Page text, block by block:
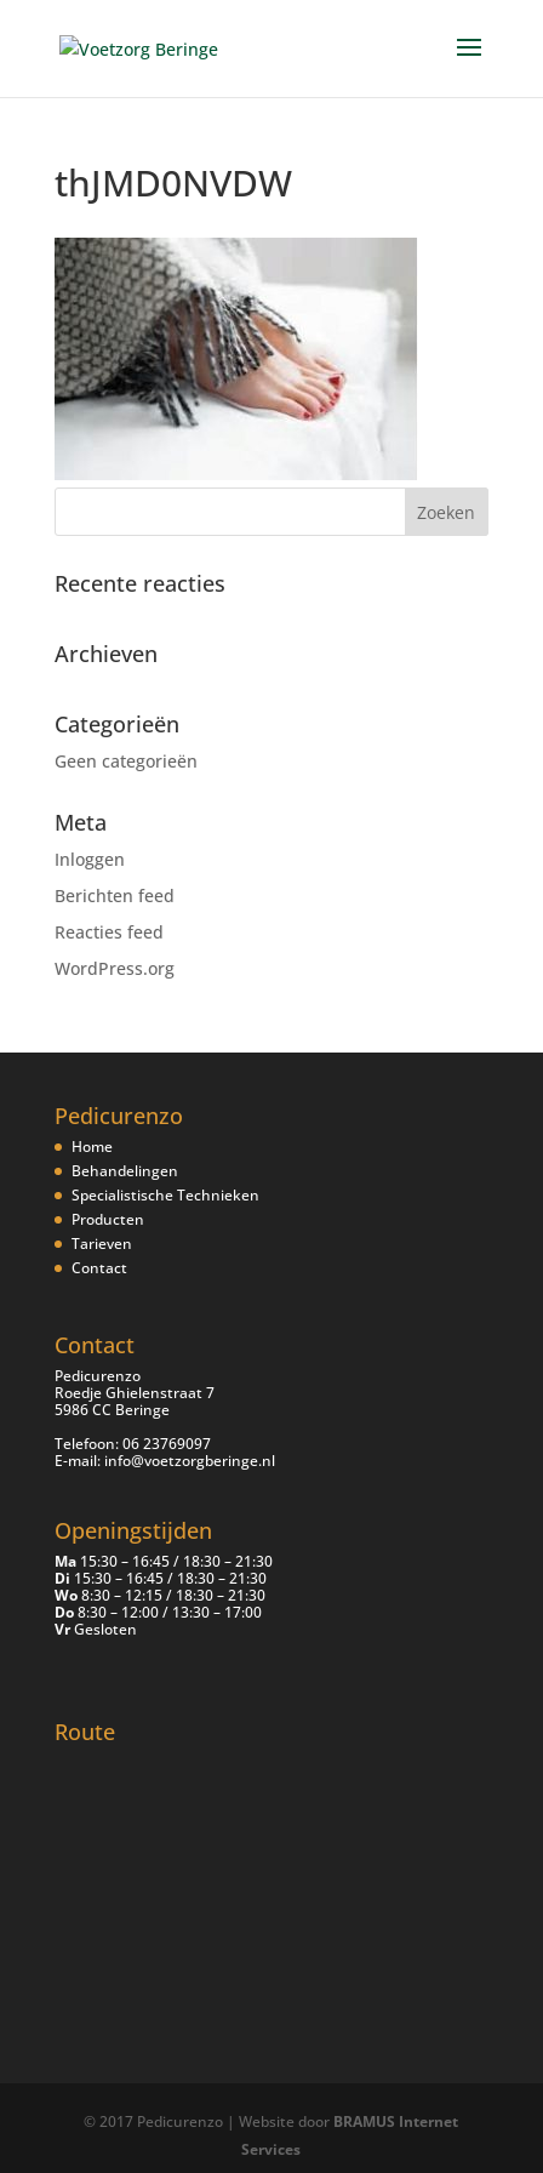
thJMD0NVDW
Recente reacties
Archieven
Categorieën
Geen categorieën
Meta
Inloggen
Berichten feed
Reacties feed
WordPress.org
Pedicurenzo
Home
Behandelingen
Specialistische Technieken
Producten
Tarieven
Contact
Contact
Pedicurenzo
Roedje Ghielenstraat 7
5986 CC Beringe
Telefoon: 06 23769097
E-mail: info@voetzorgberinge.nl
Openingstijden
Ma15:30 – 16:45 / 18:30 – 21:30
Di 15:30 – 16:45 / 18:30 – 21:30
Wo8:30 – 12:15 / 18:30 – 21:30
Do8:30 – 12:00 / 13:30 – 17:00
VrGesloten
Route
© 2017 Pedicurenzo | Website door BRAMUS Internet
Services